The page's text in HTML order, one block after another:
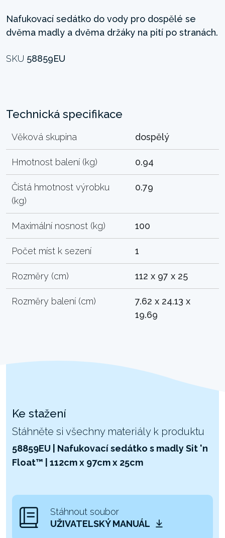
Nafukovací sedátko do vody pro dospělé se
dvěma madly a dvěma držáky na pití po stranách.
SKU 58859EU
Technická specifikace
Věková skupina dospělý
Hmotnost balení (kg) 0.94
Čistá hmotnost výrobku
(kg)
0.79
Maximální nosnost (kg) 100
Počet míst k sezení 1
Rozměry (cm) 112 x 97 x 25
Rozměry balení (cm)
7.62 x 24.13 x
19.69
Ke stažení
Stáhněte si všechny materiály k produktu
58859EU | Nafukovací sedátko s madly Sit 'n
Float™ | 112cm x 97cm x 25cm
Stáhnout soubor
UŽIVATELSKÝ MANUÁL